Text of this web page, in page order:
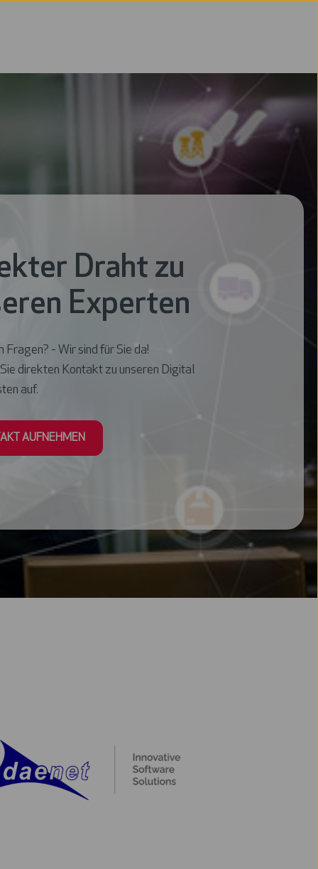
Draht zu
Experten
Fragen? - Wir sind für Sie da!
direkten Kontakt zu unseren Digital
auf.
AUFNEHMEN